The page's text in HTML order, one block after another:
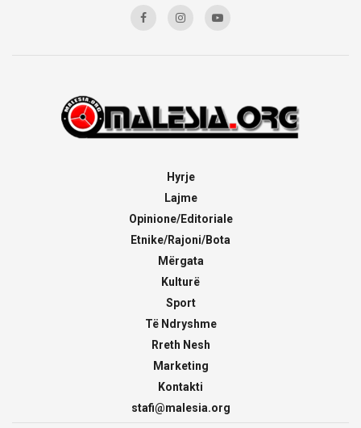
Hyrje
Lajme
Opinione/Editoriale
Etnike/Rajoni/Bota
Mërgata
Kulturë
Sport
Të Ndryshme
Rreth Nesh
Marketing
Kontakti
stafi@malesia.org